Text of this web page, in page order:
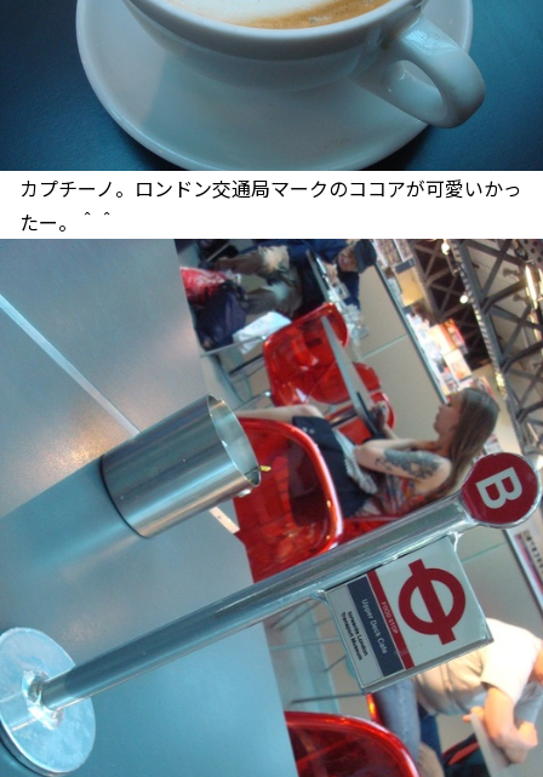
カプチーノ。ロンドン交通局マークのココアが可愛いかっ
たー。＾＾